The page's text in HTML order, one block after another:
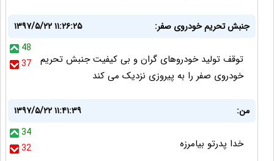
جنبش تحریم خودروی صفر:
۱۳۹۷/۵/۲۲ ۱۱:۲۶:۲۵
48
37
توقف تولید خودروهای گران و بی کیفیت جنبش تحریم
خودروی صفر را به پیروزی نزدیک می کند
من:
۱۳۹۷/۵/۲۲ ۱۱:۴۱:۳۹
34
32
خدا پدرتو بيامرزه